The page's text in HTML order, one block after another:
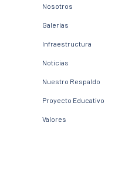
Nosotros
Galerías
Infraestructura
Noticias
Nuestro Respaldo
Proyecto Educativo
Valores